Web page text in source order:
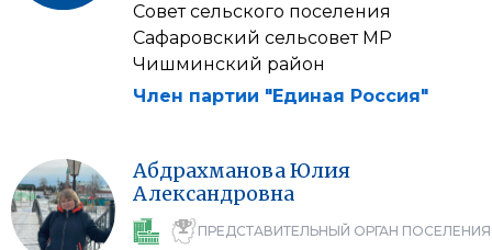
Совет сельского поселения
Сафаровский сельсовет МР
Чишминский район
Член партии "Единая Россия"
АбдрахмановаЮлия
Александровна
ПРЕДСТАВИТЕЛЬНЫЙ ОРГАН ПОСЕЛЕНИЯ